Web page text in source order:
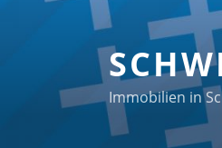
Immobilien in